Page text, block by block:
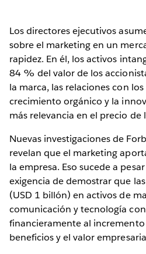
Los directores ejecutivos
sobre el marketing en un
rapidez. En él, los activos
84 % del valor de los
la marca, las relaciones con
crecimiento orgánico y la
más relevancia en el precio de
Nuevas investigaciones de
revelan que el marketing
la empresa. Eso sucede a
exigencia de demostrar que
(USD 1 billón) en activos de
comunicación y tecnología
financieramente al incremento
beneficios y el valor